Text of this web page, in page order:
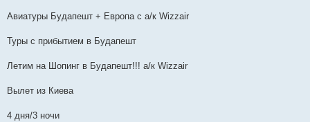
Авиатуры Будапешт + Европа с а/к Wizzair
Туры с прибытием в Будапешт
Летим на Шопинг в Будапешт!!! а/к Wizzair
Вылет из Киева
4 дня/3 ночи